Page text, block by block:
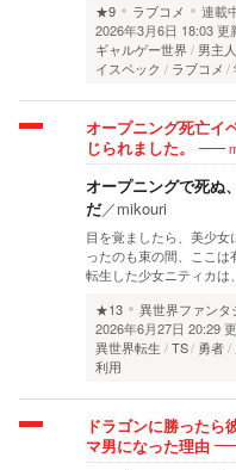
★9
ラブコメ 連載
2026年3月6日 18:03 更
ギャルゲー世界
男主
イスペック
ラブコメ
オープニング死亡イ
じられました。
オープニングで死ぬ
だ／mikouri
目を覚ましたら、美少
ったのも束の間、ここ
転生した少女ニティカ
★13
異世界ファンタ
2026年6月27日 20:29
異世界転生
TS 勇者
利用
ドラゴンに勝ったら
マ男になった理由